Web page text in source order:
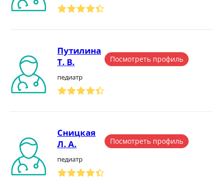
Путилина
Т. В.
педиатр
Посмотреть профиль
Сницкая
Л. А.
педиатр
Посмотреть профиль